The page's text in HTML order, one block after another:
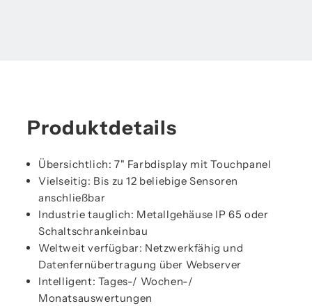
Produktdetails
Übersichtlich: 7" Farbdisplay mit Touchpanel
Vielseitig: Bis zu 12 beliebige Sensoren
anschließbar
Industrie tauglich: Metallgehäuse IP 65 oder
Schaltschrankeinbau
Weltweit verfügbar: Netzwerkfähig und
Datenfernübertragung über Webserver
Intelligent: Tages-/ Wochen-/
Monatsauswertungen